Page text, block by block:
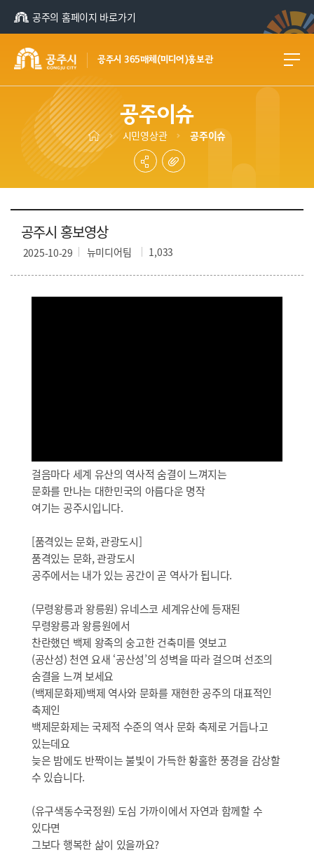
공주의 홈페이지 바로가기
공주시 365매체(미디어)홍보관
공주이슈
시민영상관 공주이슈
공주시 홍보영상
뉴미디어팀 1,033
2025-10-29
걸음마다 세계 유산의 역사적 숨결이 느껴지는
문화를 만나는 대한민국의 아름다운 명작
여기는 공주시입니다.
[품격있는 문화, 관광도시]
품격있는 문화, 관광도시
공주에서는 내가 있는 공간이 곧 역사가 됩니다.
(무령왕릉과 왕릉원) 유네스코 세계유산에 등재된
무령왕릉과 왕릉원에서
찬란했던 백제 왕족의 숭고한 건축미를 엿보고
(공산성) 천연 요새 ‘공산성’의 성벽을 따라 걸으며 선조의
숨결을 느껴 보세요
(백제문화제)백제 역사와 문화를 재현한 공주의 대표적인
축제인
백제문화제는 국제적 수준의 역사 문화 축제로 거듭나고
있는데요
늦은 밤에도 반짝이는 불빛이 가득한 황홀한 풍경을 감상할
수 있습니다.
(유구색동수국정원) 도심 가까이에서 자연과 함께할 수
있다면
그보다 행복한 삶이 있을까요?